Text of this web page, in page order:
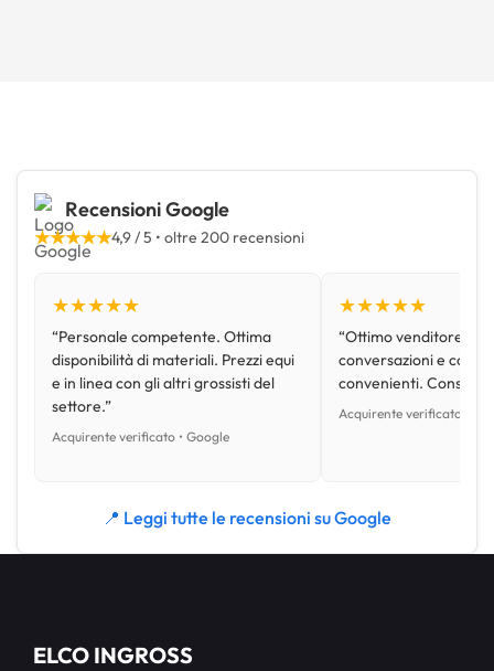
Recensioni Google
★★★★★4,9 / 5 • oltre 200 recensioni
★★★★★
“Personale competente. Ottima
disponibilità di materiali. Prezzi equi
e in linea con gli altri grossisti del
settore.”
Acquirente verificato • Google
★★★★★
“Ottimo venditore,
conversazioni e con
convenienti.
Acquirente verificato •
📍 Leggi tutte le recensioni su Google
ELCO INGROSS